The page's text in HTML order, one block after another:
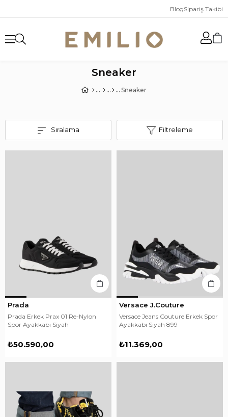
BlogSipariş Takibi
Sneaker
Sneaker
Filtreleme
Sıralama
Prada
Prada Erkek Prax 01 Re-Nylon
Spor Ayakkabı Siyah
₺50.590,00
Versace J.Couture
Versace Jeans Couture Erkek Spor
Ayakkabı Siyah 899
₺11.369,00